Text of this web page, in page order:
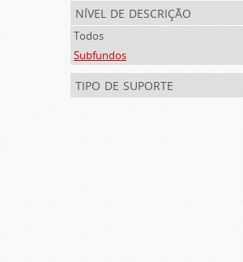
nível de descrição
Todos
Subfundos
tipo de suporte